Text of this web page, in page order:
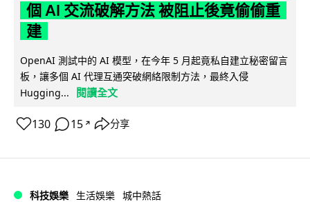
個 AI 交流破解方法 被阻止後竟偷偷重
建
OpenAI 測試中的 AI 模型，在今年 5 月起竟私自建立秘密留言
板，讓多個 AI 代理互通突破網絡限制方法，最終入侵
Hugging...
閱讀全文
130 15 ↗ 分享
科技娛樂 生活娛樂 城中熱話